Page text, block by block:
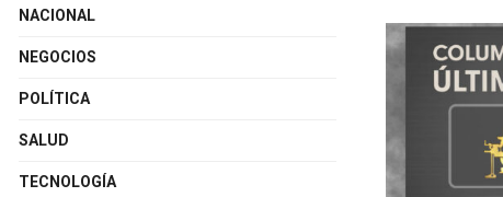
NACIONAL
NEGOCIOS
POLÍTICA
SALUD
TECNOLOGÍA